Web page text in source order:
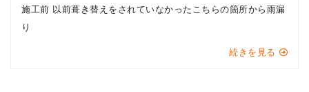
施工前 以前葺き替えをされていなかったこちらの箇所から雨漏
り
続きを見る